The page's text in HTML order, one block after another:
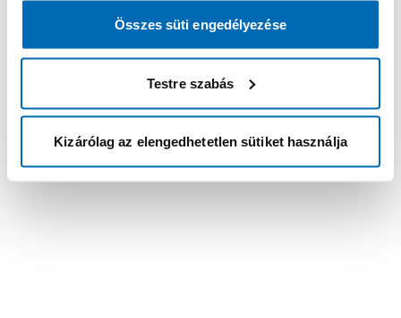
Összes süti engedélyezése
Testre szabás
Kizárólag az elengedhetetlen sütiket használja